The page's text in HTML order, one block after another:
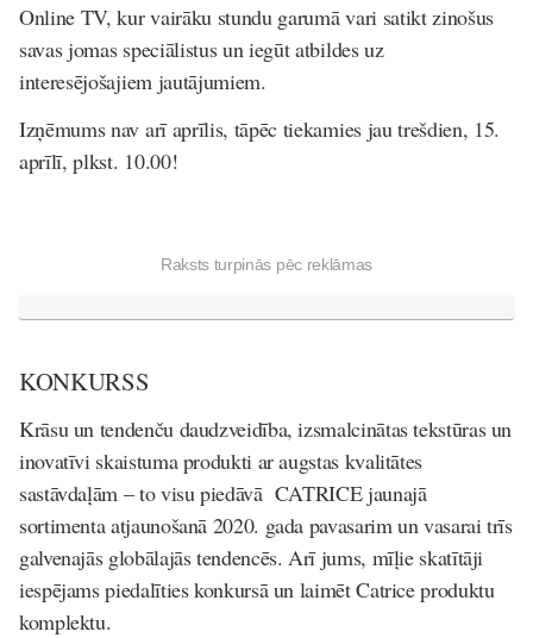
Online TV, kur vairāku stundu garumā vari satikt zinošus
savas jomas speciālistus un iegūt atbildes uz
interesējošajiem jautājumiem.
Izņēmums nav arī aprīlis, tāpēc tiekamies jau trešdien, 15.
aprīlī, plkst. 10.00!
Raksts turpinās pēc reklāmas
KONKURSS
Krāsu un tendenču daudzveidība, izsmalcinātas tekstūras un
inovatīvi skaistuma produkti ar augstas kvalitātes
sastāvdaļām – to visu piedāvā CATRICE jaunajā
sortimenta atjaunošanā 2020. gada pavasarim un vasarai trīs
galvenajās globālajās tendencēs. Arī jums, mīļie skatītāji
iespējams piedalīties konkursā un laimēt Catrice produktu
komplektu.